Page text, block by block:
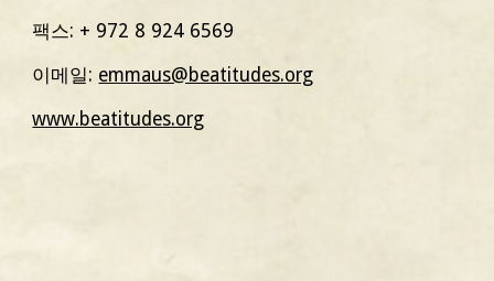
팩스: + 972 8 924 6569
이메일: emmaus@beatitudes.org
www.beatitudes.org